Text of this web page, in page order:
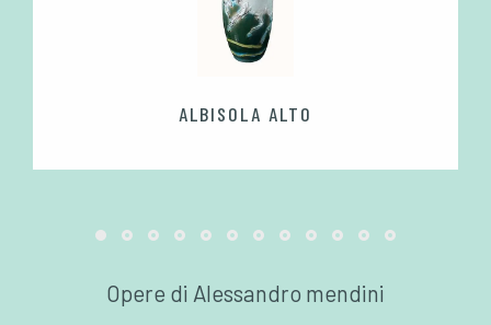
ALBISOLA ALTO
Opere di Alessandro mendini